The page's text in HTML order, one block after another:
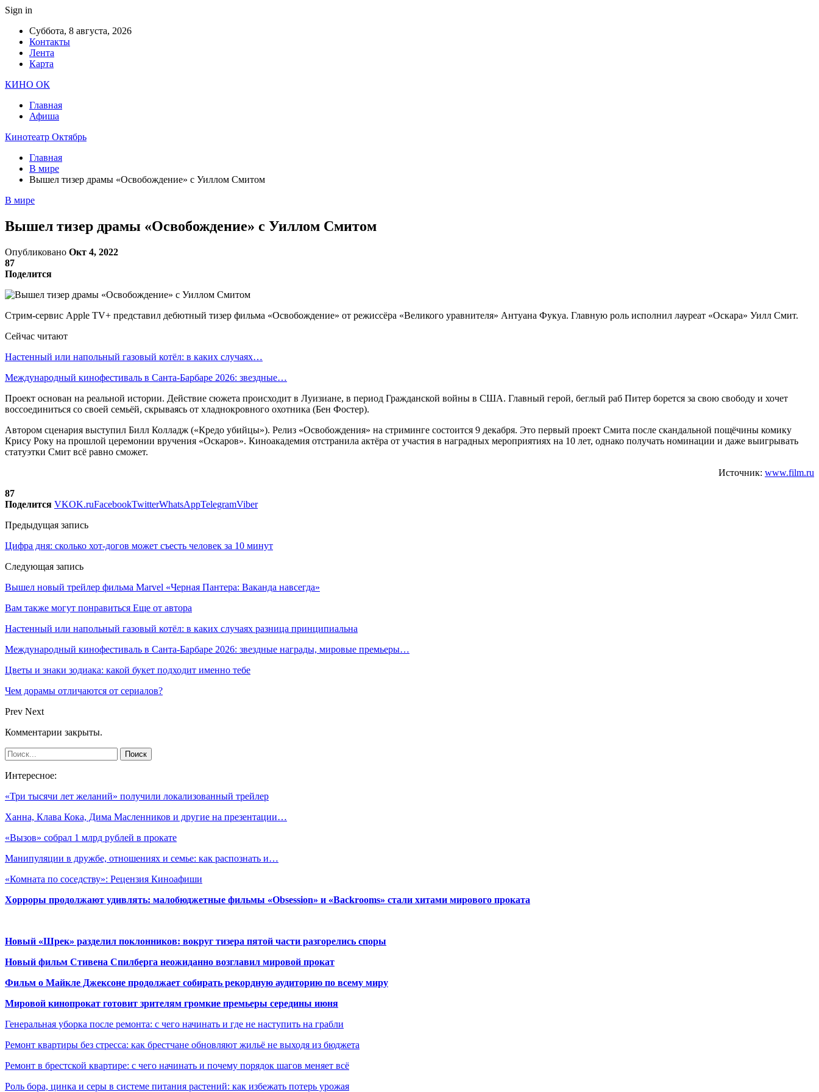
Sign in
Суббота, 8 августа, 2026
Контакты
Лента
Карта
КИНО ОК
Главная
Афиша
Кинотеатр Октябрь
Главная
В мире
Вышел тизер драмы «Освобождение» с Уиллом Смитом
В мире
Вышел тизер драмы «Освобождение» с Уиллом Смитом
Опубликовано Окт 4, 2022
87
Поделится
Стрим-сервис Apple TV+ представил дебютный тизер фильма «Освобождение» от режиссёра «Великого уравнителя» Антуана Фукуа. Главную роль исполнил лауреат «Оскара» Уилл Смит.
Сейчас читают
Настенный или напольный газовый котёл: в каких случаях…
Международный кинофестиваль в Санта-Барбаре 2026: звездные…
Проект основан на реальной истории. Действие сюжета происходит в Луизиане, в период Гражданской войны в США. Главный герой, беглый раб Питер борется за свою свободу и хочет
воссоединиться со своей семьёй, скрываясь от хладнокровного охотника (Бен Фостер).
Автором сценария выступил Билл Колладж («Кредо убийцы»). Релиз «Освобождения» на стриминге состоится 9 декабря. Это первый проект Смита после скандальной пощёчины комику
Крису Року на прошлой церемонии вручения «Оскаров». Киноакадемия отстранила актёра от участия в наградных мероприятиях на 10 лет, однако получать номинации и даже выигрывать
статуэтки Смит всё равно сможет.
Источник: www.film.ru
87
Поделится VKOK.ruFacebookTwitterWhatsAppTelegramViber
Предыдущая запись
Цифра дня: сколько хот-догов может съесть человек за 10 минут
Следующая запись
Вышел новый трейлер фильма Marvel «Черная Пантера: Ваканда навсегда»
Вам также могут понравиться Еще от автора
Настенный или напольный газовый котёл: в каких случаях разница принципиальна
Международный кинофестиваль в Санта-Барбаре 2026: звездные награды, мировые премьеры…
Цветы и знаки зодиака: какой букет подходит именно тебе
Чем дорамы отличаются от сериалов?
Prev Next
Комментарии закрыты.
Интересное:
«Три тысячи лет желаний» получили локализованный трейлер
Ханна, Клава Кока, Дима Масленников и другие на презентации…
«Вызов» собрал 1 млрд рублей в прокате
Манипуляции в дружбе, отношениях и семье: как распознать и…
«Комната по соседству»: Рецензия Киноафиши
Хорроры продолжают удивлять: малобюджетные фильмы «Obsession» и «Backrooms» стали хитами мирового проката
Новый «Шрек» разделил поклонников: вокруг тизера пятой части разгорелись споры
Новый фильм Стивена Спилберга неожиданно возглавил мировой прокат
Фильм о Майкле Джексоне продолжает собирать рекордную аудиторию по всему миру
Мировой кинопрокат готовит зрителям громкие премьеры середины июня
Генеральная уборка после ремонта: с чего начинать и где не наступить на грабли
Ремонт квартиры без стресса: как брестчане обновляют жильё не выходя из бюджета
Ремонт в брестской квартире: с чего начинать и почему порядок шагов меняет всё
Роль бора, цинка и серы в системе питания растений: как избежать потерь урожая